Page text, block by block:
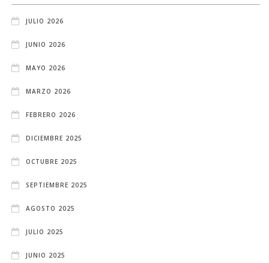
JULIO 2026
JUNIO 2026
MAYO 2026
MARZO 2026
FEBRERO 2026
DICIEMBRE 2025
OCTUBRE 2025
SEPTIEMBRE 2025
AGOSTO 2025
JULIO 2025
JUNIO 2025